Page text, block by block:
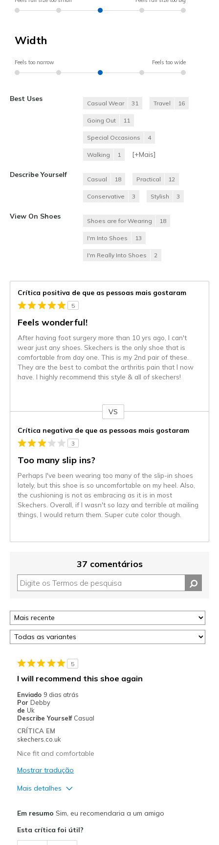
Width
Feels too narrow Feels too wide
Best Uses
Casual Wear 31 Travel 16
Going Out 11
Special Occasions 4
Walking 1 [+Mais]
Describe Yourself
Casual 18 Practical 12
Conservative 3 Stylish 3
View On Shoes
Shoes are for Wearing 18
I'm Into Shoes 13
I'm Really Into Shoes 2
Crítica positiva de que as pessoas mais gostaram
5
Feels wonderful!
After having foot surgery more than 10 yrs ago, I can't
wear just any shoes. Skechers is the only shoe that is
comfortable from day one. This is my 2nd pair of these.
They are the best to combat the arthritis pain that I now
have. I highly recommend this style & all of skechers!
VS
Crítica negativa de que as pessoas mais gostaram
3
Too many slip ins?
Perhaps I've been wearing too many of the slip-in shoes
lately, but this shoe is so uncomfortable on my heel. Also,
the cushioning is not as embracing as it is in most
Skechers. Overall, if I wasn't so lazy and terrible at mailing
things, I would return them. Super cute color though.
37 comentários
5
I will recommend this shoe again
Enviado 9 dias atrás
Por Debby
de Uk
Describe Yourself Casual
CRÍTICA EM
skechers.co.uk
Nice fit and comfortable
Mostrar tradução
Mais detalhes
Melhores utilizações
Em resumo Sim, eu recomendaria a um amigo
Esta crítica foi útil?